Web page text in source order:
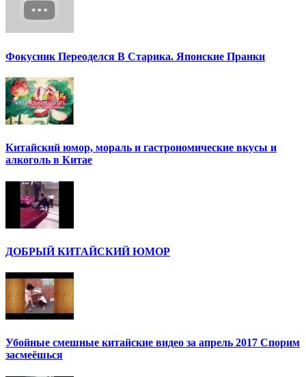
Фокусник Переоделся В Старика. Японские Пранки
Китайский юмор, мораль и гастрономические вкусы и
алкоголь в Китае
ДОБРЫЙ КИТАЙСКИЙ ЮМОР
Убойные смешные китайские видео за апрель 2017 Спорим
засмеёшься